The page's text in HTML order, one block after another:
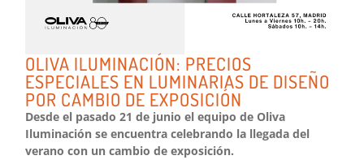
OLIVA ILUMINACIÓN: PRECIOS
ESPECIALES EN LUMINARIAS DE DISEÑO
POR CAMBIO DE EXPOSICIÓN
Desde el pasado 21 de junio el equipo de Oliva
Iluminación se encuentra celebrando la llegada del
verano con un cambio de exposición.